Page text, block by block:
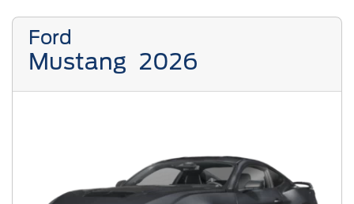
Ford
Mustang 2026